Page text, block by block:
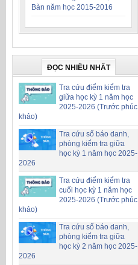
Bàn năm học 2015-2016
ĐỌC NHIỀU NHẤT
Tra cứu điểm kiểm tra
giữa học kỳ 1 năm học
2025-2026 (Trước phúc
khảo)
Tra cứu số báo danh,
phòng kiểm tra giữa
học kỳ 1 năm học 2025-
2026
Tra cứu điểm kiểm tra
cuối học kỳ 1 năm học
2025-2026 (Trước phúc
khảo)
Tra cứu số báo danh,
phòng kiểm tra giữa
học kỳ 2 năm học 2025-
2026